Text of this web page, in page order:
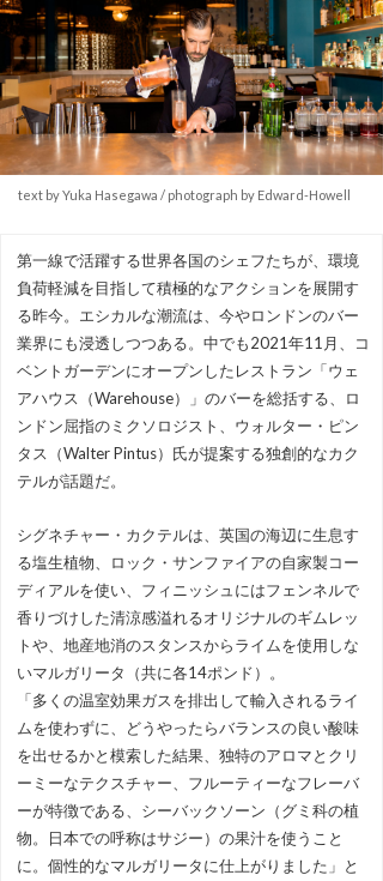
text by Yuka Hasegawa / photograph by Edward-Howell
第一線で活躍する世界各国のシェフたちが、環境
負荷軽減を目指して積極的なアクションを展開す
る昨今。エシカルな潮流は、今やロンドンのバー
業界にも浸透しつつある。中でも2021年11月、コ
ベントガーデンにオープンしたレストラン「ウェ
アハウス（Warehouse）」のバーを総括する、ロ
ンドン屈指のミクソロジスト、ウォルター・ピン
タス（Walter Pintus）氏が提案する独創的なカク
テルが話題だ。
シグネチャー・カクテルは、英国の海辺に生息す
る塩生植物、ロック・サンファイアの自家製コー
ディアルを使い、フィニッシュにはフェンネルで
香りづけした清涼感溢れるオリジナルのギムレッ
トや、地産地消のスタンスからライムを使用しな
いマルガリータ（共に各14ポンド）。
「多くの温室効果ガスを排出して輸入されるライ
ムを使わずに、どうやったらバランスの良い酸味
を出せるかと模索した結果、独特のアロマとクリ
ーミーなテクスチャー、フルーティーなフレーバ
ーが特徴である、シーバックソーン（グミ科の植
物。日本での呼称はサジー）の果汁を使うこと
に。個性的なマルガリータに仕上がりました」と